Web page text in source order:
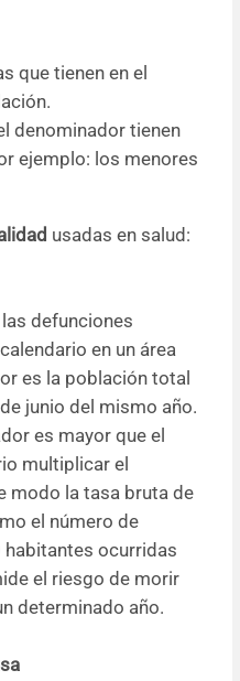
que tienen en el
denominador tienen
ejemplo: los menores
usadas en salud:
defunciones
en un área
es la población total
junio del mismo año.
es mayor que el
multiplicar el
modo la tasa bruta de
el número de
ocurridas
el riesgo de morir
determinado año.